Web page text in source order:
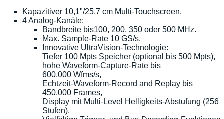
Kapazitiver 10,1"/25,7 cm Multi-Touchscreen.
4 Analog-Kanäle:
Bandbreite bis100, 200, 350 oder 500 MHz.
Max. Sample-Rate 10 GS/s.
Innovative UltraVision-Technologie:
Tiefer 100 Mpts Speicher (optional bis 500 Mpts),
hohe Waveform-Capture-Rate bis
600.000 Wfms/s,
Echtzeit-Waveform-Record and Replay bis
450.000 Frames,
Display mit Multi-Level Helligkeits-Abstufung (256
Stufen).